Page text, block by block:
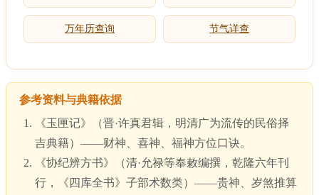
万年历查询 节气详查
参考资料与典籍依据
《玉匣记》（晋·许真君辑，明清广为流传的民俗择
吉典籍）——财神、喜神、福神方位口诀。
《协纪辨方书》（清·允禄等奉敕编撰，乾隆六年刊
行，《四库全书》子部术数类）——贵神、岁煞推算